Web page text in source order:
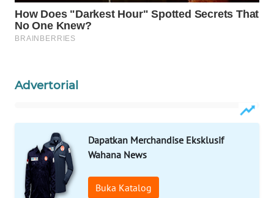
Advertorial
Dapatkan Merchandise Eksklusif
Wahana News
Buka Katalog
UMKM
WAHANA
WAHANA
OTOMOTIF
WAHANA
HEALTH